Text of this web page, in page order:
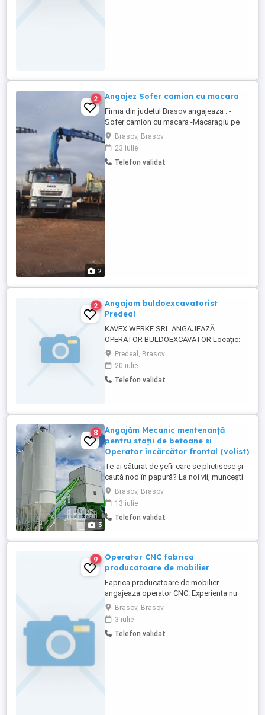
2
2 Angajez Sofer camion cu macara
Firma din judetul Brasov angajeaza : -
Sofer camion cu macara -Macaragiu pe
automacara Cerinte : -Experienta in
domeniu, -atestat macaragiu (grupa A)
sau experienta dovedita, -Seriozitate si
responsabilitate, -verificare si intretinere
Brasov, Brasov
23 iulie
Telefon validat
2
Angajam buldoexcavatorist
Predeal
KAVEX WERKE SRL ANGAJEAZĂ
OPERATOR BULDOEXCAVATOR Locație:
Predeal, jud. Brașov Domeniu: Lucrări de
rețele apă și canalizare Cerințe: Experiență
în operarea buldoexcavatorului;
Seriozitate, responsabilitate și
pentru lucru ...
Predeal, Brasov
20 iulie
Telefon validat
3
8
Angajăm Mecanic mentenanță
pentru stații de betoane si
Operator încărcător frontal (volist)
Te-ai săturat de șefii care se plictisesc și
caută nod în papură? La noi vii, muncești
iar la final de luna pleci cu banii în buzunar!
Ce căutăm: Un om harnic, serios și
punctual nu doctori în științe . Să ai
minime cunoștințe sau pasiune pentru
mai mult ...
Brasov, Brasov
13 iulie
Telefon validat
9
Operator CNC fabrica
producatoare de mobilier
Faprica producatoare de mobilier
angajeaza operator CNC. Experienta nu
este obligatorie, se asigura formare la
locul de munca.
Brasov, Brasov
3 iulie
Telefon validat